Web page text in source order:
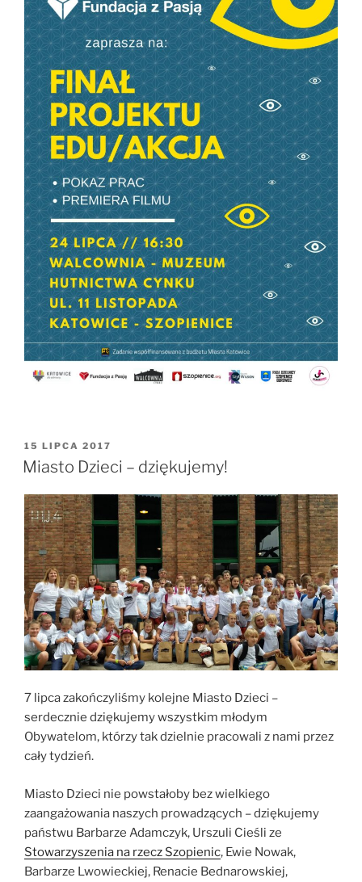
OPUBLIKOWANE
W
15 LIPCA 2017
Miasto Dzieci – dziękujemy!
7 lipca zakończyliśmy kolejne Miasto Dzieci –
serdecznie dziękujemy wszystkim młodym
Obywatelom, którzy tak dzielnie pracowali z nami przez
cały tydzień.
Miasto Dzieci nie powstałoby bez wielkiego
zaangażowania naszych prowadzących – dziękujemy
państwu Barbarze Adamczyk, Urszuli Cieśli ze
Stowarzyszenia na rzecz Szopienic, Ewie Nowak,
Barbarze Lwowieckiej, Renacie Bednarowskiej,